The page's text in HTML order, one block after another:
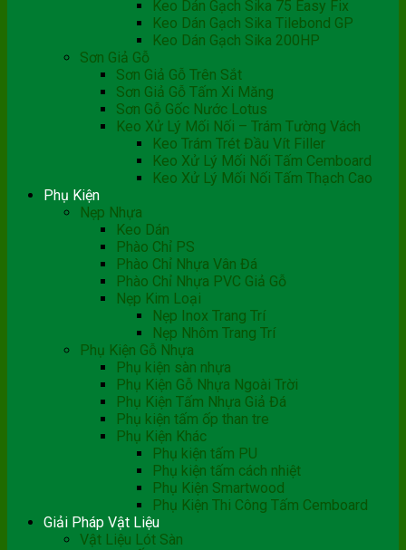
Keo Dán Gạch Sika 75 Easy Fix
Keo Dán Gạch Sika Tilebond GP
Keo Dán Gạch Sika 200HP
Sơn Giả Gỗ
Sơn Giả Gỗ Trên Sắt
Sơn Giả Gỗ Tấm Xi Măng
Sơn Gỗ Gốc Nước Lotus
Keo Xử Lý Mối Nối – Trám Tường Vách
Keo Trám Trét Đầu Vít Filler
Keo Xử Lý Mối Nối Tấm Cemboard
Keo Xử Lý Mối Nối Tấm Thạch Cao
Phụ Kiện
Nẹp Nhựa
Keo Dán
Phào Chỉ PS
Phào Chỉ Nhựa Vân Đá
Phào Chỉ Nhựa PVC Giả Gỗ
Nẹp Kim Loại
Nẹp Inox Trang Trí
Nẹp Nhôm Trang Trí
Phụ Kiện Gỗ Nhựa
Phụ kiện sàn nhựa
Phụ Kiện Gỗ Nhựa Ngoài Trời
Phụ Kiện Tấm Nhựa Giả Đá
Phụ kiện tấm ốp than tre
Phụ Kiện Khác
Phụ kiện tấm PU
Phụ kiện tấm cách nhiệt
Phụ Kiện Smartwood
Phụ Kiện Thi Công Tấm Cemboard
Giải Pháp Vật Liệu
Vật Liệu Lót Sàn